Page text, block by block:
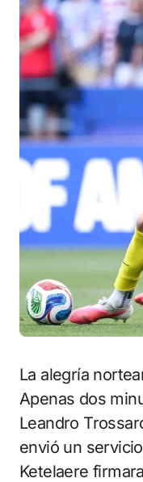
La alegría
Apenas dos
Leandro
envió un
Ketelaere